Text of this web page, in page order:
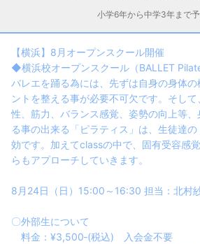
小学6年から中学3年まで
【横浜】8月オープンスクール開催
◆横浜校オープンスクール（BALLET
バレエを踊る為には、先ずは自身の身体
ントを整える事が必要不可欠です。そし
性、筋力、バランス感覚、姿勢の向上等
る事の出来る「ピラティス」は、生徒達
効です。加えてclassの中で、固有受容感
らもアプローチしていきます。
8月24日（日）15:00～16:30 担当：北村
〇外部生について
料金：¥3,500‐(税込) 入会金不要